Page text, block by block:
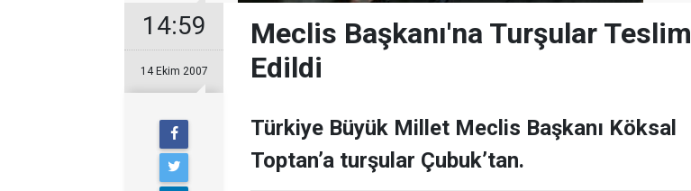
14:59
14 Ekim 2007
Meclis Başkanı'na Turşular Teslim
Edildi
Türkiye Büyük Millet Meclis Başkanı Köksal
Toptan’a turşular Çubuk’tan.